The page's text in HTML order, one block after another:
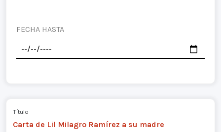
FECHA HASTA
Título
Carta de Lil Milagro Ramírez a su madre